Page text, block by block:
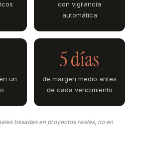
con vigilancia
automática
un
5 días
de margen medio antes
de cada vencimiento
basadas en proyectos reales, no en